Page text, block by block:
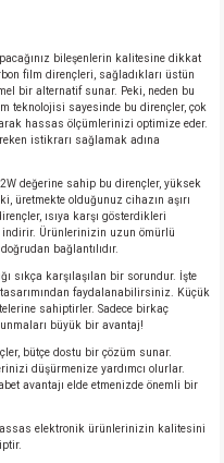
bileşenlerin kalitesine dikkat
film dirençleri, sağladıkları üstün
bir alternatif sunar. Peki, neden bu
teknolojisi sayesinde bu dirençler, çok
hassas ölçümlerinizi optimize eder.
istikrarı sağlamak adına
değerine sahip bu dirençler, yüksek
üretmekte olduğunuz cihazın aşırı
ısıya karşı gösterdikleri
indirir. Ürünlerinizin uzun ömürlü
bağlantılıdır.
sıkça karşılaşılan bir sorundur. İşte
faydalanabilirsiniz. Küçük
sahiptirler. Sadece birkaç
büyük bir avantaj!
bütçe dostu bir çözüm sunar.
düşürmenize yardımcı olurlar.
avantajı elde etmenizde önemli bir
elektronik ürünlerinizin kalitesini